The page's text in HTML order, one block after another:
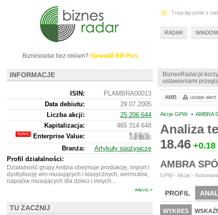
BiznesRadar.pl
ustawieniami
Akcje GPW • AMBRA
Analiza
18.46 +0.18
AMBRA
GPW - Akcje -
PROFIL
WYCENA BR
WYKRES
AMB: ustaw alert
Biznesradar bez reklam? Sprawdź BR Plus
INFORMACJE
ISIN:
PLAMBRA00013
Data debiutu:
29.07.2005
Liczba akcji:
25 206 644
Kapitalizacja:
465 314 648
Enterprise Value:
182
648
Branża:
Artykuły spożywcze
Profil działalności:
Działalność grupy Ambra obejmuje produkcję, import i
dystrybucję win musujących i klasycznych, wermutów,
napojów musujących dla dzieci i innych...
więcej »
TU ZACZNIJ
Trwa łączenie z
RADAR